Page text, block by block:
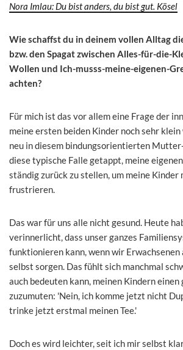
Nora Imlau: Du bist anders, du bist gut. Kösel
Wie schaffst du in deinem vollen Alltag
bzw. den Spagat zwischen Alles-für-die-
Wollen und Ich-musss-meine-eigenen-
achten?
Für mich ist das vor allem eine Frage der
meine ersten beiden Kinder noch sehr klein
neu in diesem bindungsorientierten
diese typische Falle getappt, meine
ständig zurück zu stellen, um meine Kinder
frustrieren.
Das war für uns alle nicht gesund. Heute
verinnerlicht, dass unser ganzes
funktionieren kann, wenn wir Erwachsenen
selbst sorgen. Das fühlt sich manchmal
auch bedeuten kann, meinen Kindern einen
zuzumuten: 'Nein, ich komme jetzt nicht
trinke jetzt erstmal meinen Tee.'
Doch es wird leichter, seit ich mir selbst